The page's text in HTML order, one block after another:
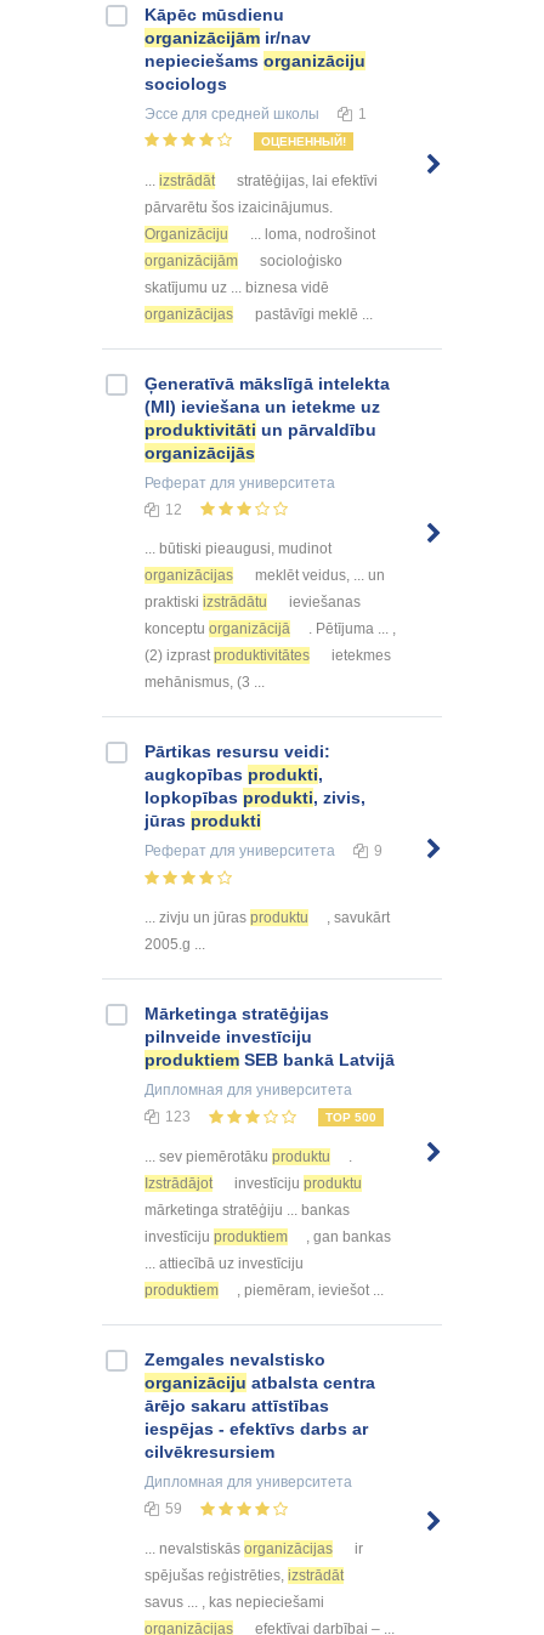
Kāpēc mūsdienu
organizācijām ir/nav
nepieciešams organizāciju
sociologs
Эссе для средней школы 1
ОЦЕНЕННЫЙ!
izstrādāt
stratēģijas, lai efektīvi
pārvarētu šos izaicinājumus.
Organizāciju
... loma, nodrošinot
organizācijām
socioloģisko
skatījumu uz ... biznesa vidē
organizācijas
pastāvīgi meklē ...
Ģeneratīvā mākslīgā intelekta
(MI) ieviešana un ietekme uz
produktivitāti un pārvaldību
organizācijās
Реферат для университета
12
... būtiski pieaugusi, mudinot
organizācijas
meklēt veidus, ... un
praktiski izstrādātu
ieviešanas
konceptu organizācijā
. Pētījuma ... ,
(2) izprastproduktivitātes
ietekmes
mehānismus, (3 ...
Pārtikas resursu veidi:
augkopības produkti,
lopkopības produkti, zivis,
jūras produkti
Реферат для университета 9
... zivju un jūras produktu
, savukārt
2005.g ...
Mārketinga stratēģijas
pilnveide investīciju
produktiem SEB bankā Latvijā
Дипломная для университета
123
TOP 500
... sev piemērotāku produktu
.
Izstrādājot
investīciju produktu
mārketinga stratēģiju ... bankas
investīciju produktiem
, gan bankas
... attiecībā uz investīciju
produktiem
, piemēram, ieviešot ...
Zemgales nevalstisko
organizāciju atbalsta centra
ārējo sakaru attīstības
iespējas - efektīvs darbs ar
cilvēkresursiem
Дипломная для университета
59
... nevalstiskās organizācijas
ir
spējušas reģistrēties, izstrādāt
savus ... , kas nepieciešami
organizācijas
efektīvai darbībai – ...